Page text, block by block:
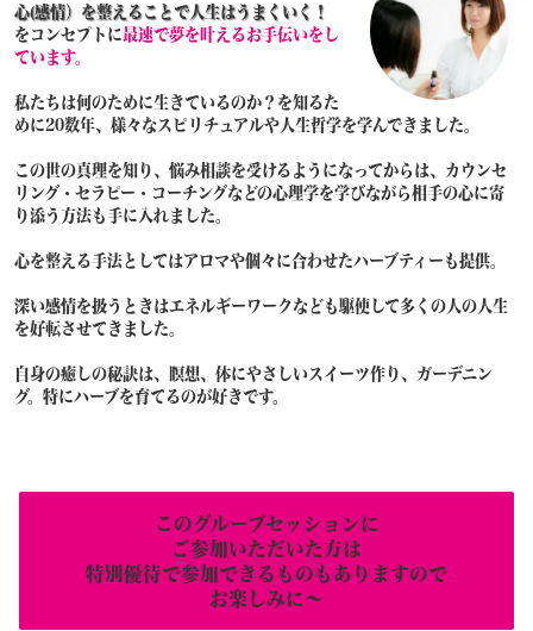
心(感情）を整えることで人生はうまくいく！
をコンセプトに最速で夢を叶えるお手伝いをし
ています。
私たちは何のために生きているのか？を知るた
めに20数年、様々なスピリチュアルや人生哲学を学んできました。
この世の真理を知り、悩み相談を受けるようになってからは、カウンセ
リング・セラピー・コーチングなどの心理学を学びながら相手の心に寄
り添う方法も手に入れました。
心を整える手法としてはアロマや個々に合わせたハーブティーも提供。
深い感情を扱うときはエネルギーワークなども駆使して多くの人の人生
を好転させてきました。
自身の癒しの秘訣は、瞑想、体にやさしいスイーツ作り、ガーデニン
グ。特にハーブを育てるのが好きです。
このグループセッションに
ご参加いただいた方は
特別優待で参加できるものもありますので
お楽しみに～